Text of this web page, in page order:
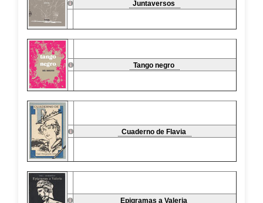
Juntaversos
Tango negro
Cuaderno de Flavia
Epigramas a Valeria